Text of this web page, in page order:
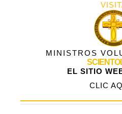
MINISTROS
EL SITIO
CLIC